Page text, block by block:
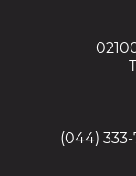
(044)